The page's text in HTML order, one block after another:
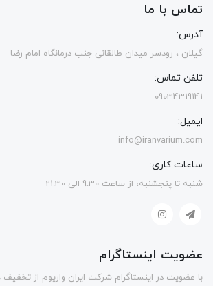
تماس با ما
آدرس:
گیلان ، رودسر میدان طالقانی جنب درمانگاه امام رضا
تلفن تماس:
09034319141
ایمیل:
info@iranvarium.com
ساعات کاری:
شنبه تا پنجشنبه، از ساعت 9.30 الی 21.30
عضویت اینستاگرام
با عضویت در اینستاگرام شرکت ایران واریوم از تخفیف